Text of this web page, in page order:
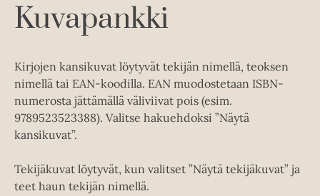
Kuvapankki
Kirjojen kansikuvat löytyvät tekijän nimellä, teoksen
nimellä tai EAN-koodilla. EAN muodostetaan ISBN-
numerosta jättämällä väliviivat pois (esim.
9789523523388). Valitse hakuehdoksi ”Näytä
kansikuvat”.
Tekijäkuvat löytyvät, kun valitset ”Näytä tekijäkuvat” ja
teet haun tekijän nimellä.